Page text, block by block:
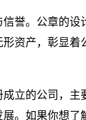
誉。公章的
资产，彰显着
立的公司，
。如果你想